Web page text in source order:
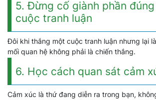
5. Đừng cố giành phần
cuộc tranh luận
Đôi khi thắng một cuộc tranh luận nhưng lại
mối quan hệ không phải là chiến thắng.
6. Học cách quan sát cảm
Cảm xúc là thứ đang diễn ra trong bạn,